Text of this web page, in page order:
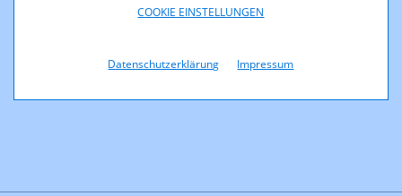
COOKIE EINSTELLUNGEN
Datenschutzerklärung Impressum